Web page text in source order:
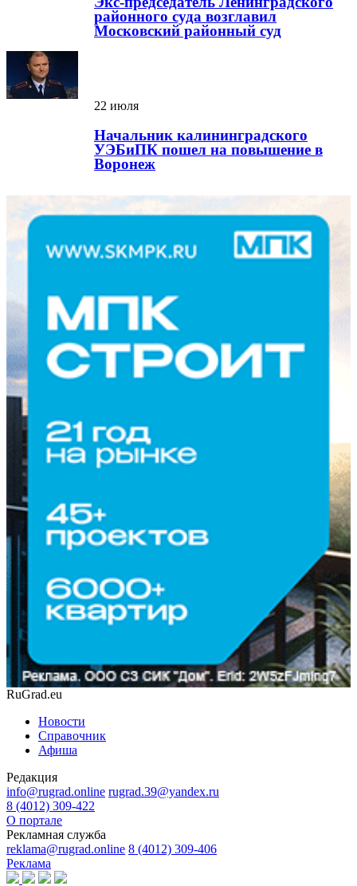
районного суда возглавил
Московский районный суд
22 июля
Начальник калининградского
УЭБиПК пошел на повышение в
Воронеж
RuGrad.eu
Новости
Справочник
Афиша
Редакция
info@rugrad.online rugrad.39@yandex.ru
8 (4012) 309-422
О портале
Рекламная служба
reklama@rugrad.online 8 (4012) 309-406
Реклама